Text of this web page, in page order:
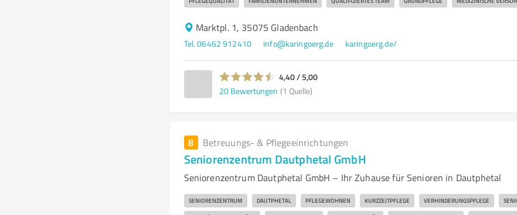
Marktpl. 1, 35075 Gladenbach
Tel. 06462 912410 info@karingoerg.de karingoerg.de/
4,40 / 5,00
20 Bewertungen (1 Quelle)
8 Betreuungs- & Pflegeeinrichtungen
Seniorenzentrum Dautphetal GmbH
Seniorenzentrum Dautphetal GmbH – Ihr Zuhause für Senioren in Dautphetal
SENIORENZENTRUM DAUTPHETAL PFLEGEWOHNEN KURZZEITPFLEGE VERHINDERUNGSPFLEGE